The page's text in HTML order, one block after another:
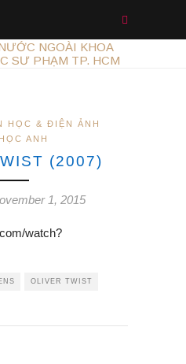
HỌC & ĐIỆN ẢNH
ANH
(2007)
1, 2015
watch?
OLIVER TWIST